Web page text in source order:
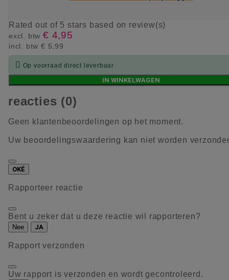
Rated out of 5 stars based on review(s)
excl. btw € 4,95
incl. btw € 5,99
 Op voorraad direct leverbaar
IN WINKELWAGEN
reacties (0)
Geen klantenbeoordelingen op het moment.
Uw beoordelingswaardering kan niet worden
OKÉ
Rapporteer reactie
Bent u zeker dat u deze reactie wil rapporteren?
Nee JA
Rapport verzonden
Uw rapport is verzonden en wordt gecontroleerd.